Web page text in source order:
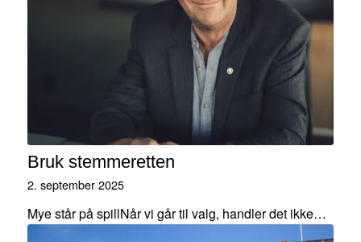
Bruk stemmeretten
2. september 2025
Mye står på spillNår vi går til valg, handler det ikke…